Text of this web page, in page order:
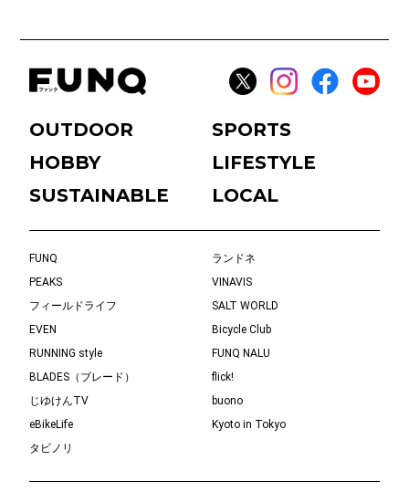
OUTDOOR
SPORTS
HOBBY
LIFESTYLE
SUSTAINABLE
LOCAL
FUNQ
ランドネ
PEAKS
VINAVIS
フィールドライフ
SALT WORLD
EVEN
Bicycle Club
RUNNING style
FUNQ NALU
BLADES（ブレード）
flick!
じゆけんTV
buono
eBikeLife
Kyoto in Tokyo
タビノリ